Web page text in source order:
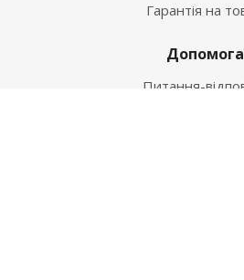
Гарантія на
Допомога
Питання-